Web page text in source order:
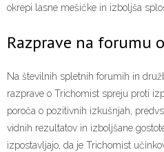
okrepi lasne mešičke in izboljša
Razprave na forumu
Na številnih spletnih forumih in
razprave o Trichomist spreju proti
poroča o pozitivnih izkušnjah,
vidnih rezultatov in izboljšane
izpostavljajo, da je Trichomist